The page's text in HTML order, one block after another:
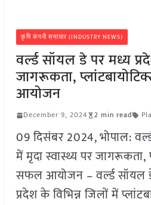
कृषि कंपनी समाचार (INDUSTRY NEWS)
वर्ल्ड सॉयल डे पर मध्य
जागरूकता,
आयोजन
December 9, 2024 2 min read
09 दिसंबर 2024, भोपाल:
में मृदा स्वास्थ्य पर जागरूकता,
सफल आयोजन – वर्ल्ड सॉयल
प्रदेश के विभिन्न जिलों में